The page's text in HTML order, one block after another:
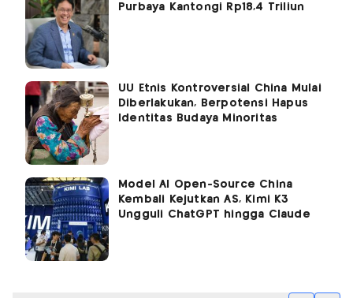
Purbaya Kantongi Rp18,4 Triliun
UU Etnis Kontroversial China Mulai
Diberlakukan, Berpotensi Hapus
Identitas Budaya Minoritas
Model AI Open-Source China
Kembali Kejutkan AS, Kimi K3
Ungguli ChatGPT hingga Claude